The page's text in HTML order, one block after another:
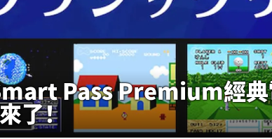
Pass Premium經典
了！